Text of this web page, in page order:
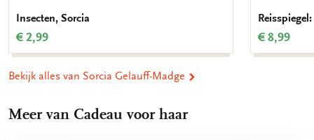
Insecten, Sorcia
€ 2,99 € 8,99
Bekijk alles van Sorcia Gelauff-Madge
Meer van Cadeau voor haar